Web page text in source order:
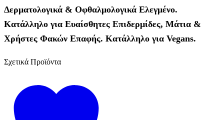
Δερματολογικά & Οφθαλμολογικά Ελεγμένο.
Κατάλληλο για Ευαίσθητες Επιδερμίδες, Μάτια &
Χρήστες Φακών Επαφής. Κατάλληλο για Vegans.
Σχετικά Προϊόντα